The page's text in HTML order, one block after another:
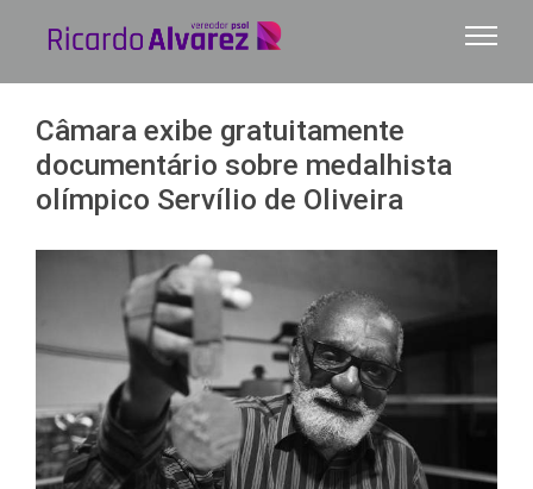
conteúdo
Câmara exibe gratuitamente
documentário sobre medalhista
olímpico Servílio de Oliveira